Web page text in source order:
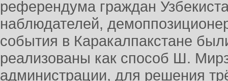
референдума граждан
наблюдателей,
события в Каракалпакстане
реализованы как способ Ш.
администрации, для решения